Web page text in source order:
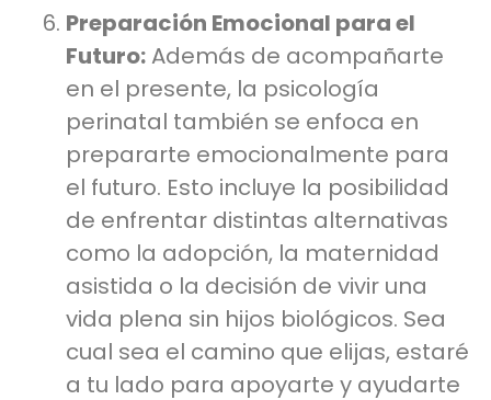
Preparación Emocional para el
Futuro: Además de acompañarte
en el presente, la psicología
perinatal también se enfoca en
prepararte emocionalmente para
el futuro. Esto incluye la posibilidad
de enfrentar distintas alternativas
como la adopción, la maternidad
asistida o la decisión de vivir una
vida plena sin hijos biológicos. Sea
cual sea el camino que elijas, estaré
a tu lado para apoyarte y ayudarte